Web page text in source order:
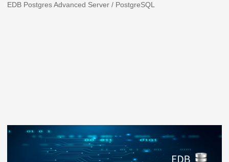
EDB Postgres Advanced Server / PostgreSQL